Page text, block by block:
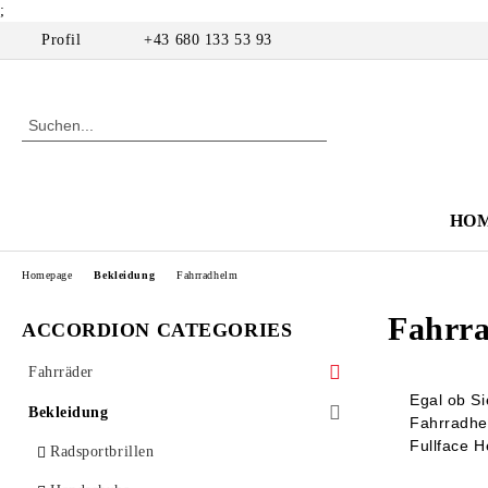
;
Profil
+43 680 133 53 93
ACCORDION CATEGORIES
Fahrräder
Rahmen
Halfbike
Bekleidung
Radsportbrillen
Homepage Bekleidung Fahrradhelm
Egal ob
Fullface